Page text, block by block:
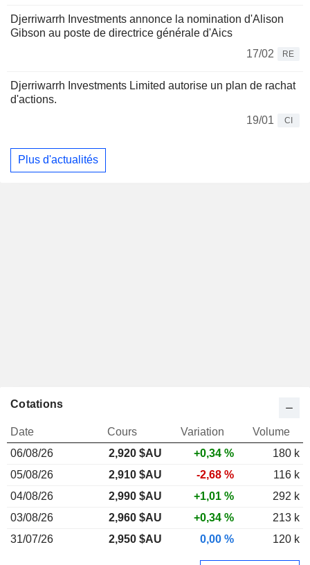
Djerriwarrh Investments annonce la nomination d'Alison
Gibson au poste de directrice générale d'Aics
17/02
RE
Djerriwarrh Investments Limited autorise un plan de rachat
d'actions.
19/01
CI
Plus d'actualités
Cotations
Date Cours Variation
Volume
06/08/26
2,920 $AU +0,34 %
180 k
05/08/26
2,910 $AU -2,68 %
116 k
04/08/26
2,990 $AU +1,01 %
292 k
03/08/26
2,960 $AU +0,34 %
213 k
31/07/26
2,950 $AU 0,00 % 120 k